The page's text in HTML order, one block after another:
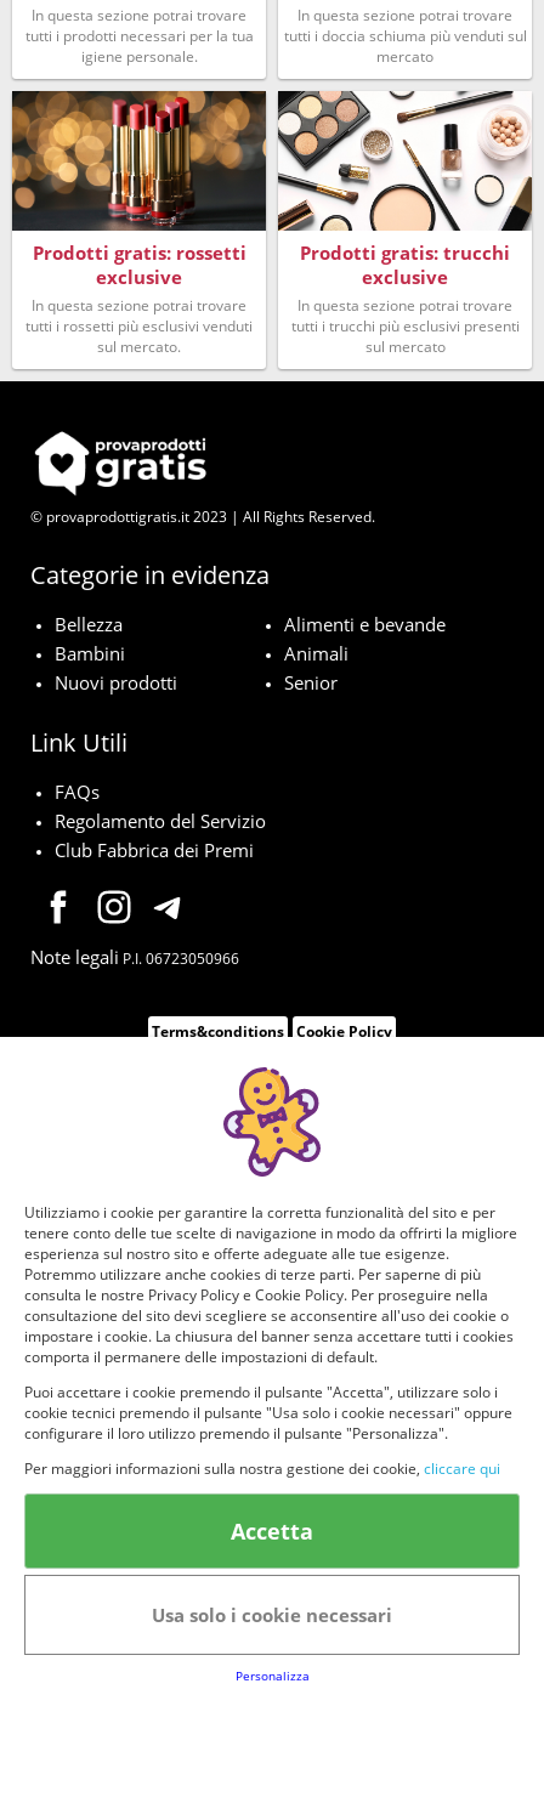
In questa sezione potrai trovare
tutti i prodotti necessari per la tua
igiene personale.
In questa sezione potrai trovare
tutti i doccia schiuma più venduti sul
mercato
Prodotti gratis: rossetti
exclusive
In questa sezione potrai trovare
tutti i rossetti più esclusivi venduti
sul mercato.
Prodotti gratis: trucchi
exclusive
In questa sezione potrai trovare
tutti i trucchi più esclusivi presenti
sul mercato
© provaprodottigratis.it 2023 | All Rights Reserved.
Categorie in evidenza
Bellezza
Alimenti e bevande
Bambini
Animali
Nuovi prodotti
Senior
Link Utili
FAQs
Regolamento del Servizio
Club Fabbrica dei Premi
Note legali P.I. 06723050966
Terms&conditions Cookie Policy
Utilizziamo i cookie per garantire la corretta funzionalità del sito e per
tenere conto delle tue scelte di navigazione in modo da offrirti la migliore
esperienza sul nostro sito e offerte adeguate alle tue esigenze.
Potremmo utilizzare anche cookies di terze parti. Per saperne di più
consulta le nostre Privacy Policy e Cookie Policy. Per proseguire nella
consultazione del sito devi scegliere se acconsentire all'uso dei cookie o
impostare i cookie. La chiusura del banner senza accettare tutti i cookies
comporta il permanere delle impostazioni di default.
Puoi accettare i cookie premendo il pulsante "Accetta", utilizzare solo i
cookie tecnici premendo il pulsante "Usa solo i cookie necessari" oppure
configurare il loro utilizzo premendo il pulsante "Personalizza".
Per maggiori informazioni sulla nostra gestione dei cookie, cliccare qui
Accetta
Usa solo i cookie necessari
Personalizza